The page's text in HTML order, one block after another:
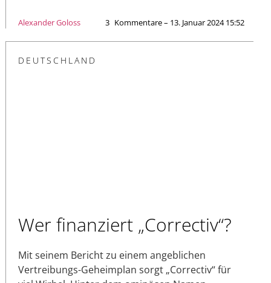
Alexander Goloss 3 Kommentare – 13. Januar 2024 15:52
DEUTSCHLAND
Wer finanziert „Correctiv“?
Mit seinem Bericht zu einem angeblichen
Vertreibungs-Geheimplan sorgt „Correctiv“ für